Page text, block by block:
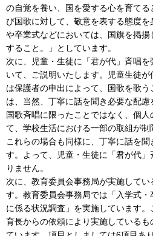
の自覚を養い、国を愛する心を育て
び国歌に対して、敬意を表する態度
や卒業式などにおいては、国旗を掲
すること。」としています。
次に、児童・生徒に「君が代」斉唱
いて、ご説明いたします。児童生徒
は保護者の申出によって、国歌を歌
は、当然、丁寧に話を聞き必要な配慮
国歌斉唱に限ったことではなく、個
て、学校生活における一部の取組が制
これらの場合も同様に、丁寧に話を
す。よって、児童・生徒に「君が代
りません。
次に、教育委員会事務局が実施して
す。教育委員会事務局では「入学式
に係る状況調査」を実施しています
育長からの依頼により実施している